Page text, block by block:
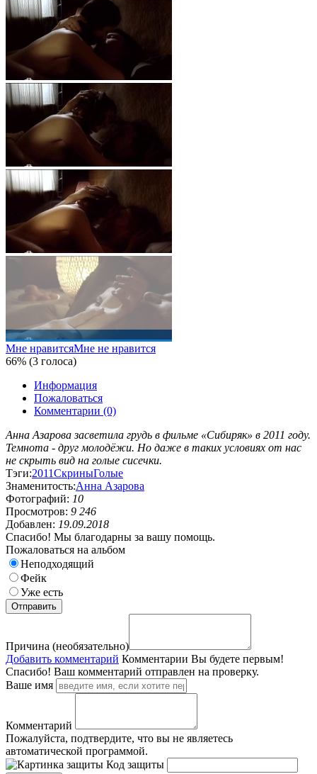
Мне нравитсяМне не нравится
66% (3 голоса)
Информация
Пожаловаться
Комментарии (0)
Анна Азарова засветила грудь в фильме «Сибиряк» в 2011 году.
Темнота - друг молодёжи. Но даже в таких условиях от нас
не скрыть вид на голые сисечки.
Тэги:2011СкриныГолые
Знаменитость:Анна Азарова
Фотографий: 10
Просмотров: 9 246
Добавлен: 19.09.2018
Спасибо! Мы благодарны за вашу помощь.
Пожаловаться на альбом
Неподходящий
Фейк
Уже есть
Причина (необязательно)
Добавить комментарий Комментарии Вы будете первым!
Спасибо! Ваш комментарий отправлен на проверку.
Ваше имя
Комментарий
Пожалуйста, подтвердите, что вы не являетесь
автоматической программой.
Код защиты